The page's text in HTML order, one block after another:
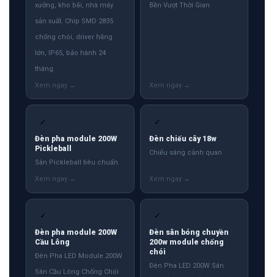
xưởng, kho bãi, nhà máy
sản xuất. Chip SMD 2835
chống chói, driver hãng
lớn, IP65, bảo hành 24
tháng.
Bền Vượt Thời Gian
✓
Đèn pha module 200W
Pickleball
Sân Pickleball tiêu chuẩn
✓
Đèn chiếu cây 18w
Chiếu sáng cảnh quan
✓
Đèn pha module 200W
Cầu Lông
Đèn Pha LED Module 200W
Sân Cầu Lông Chống Chói
✓
Đèn sân bóng chuyền
200w module chống
chói
Đèn Pha LED 200W Sân